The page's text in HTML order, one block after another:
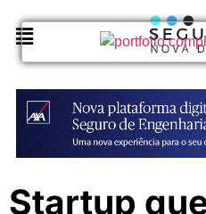
Startup